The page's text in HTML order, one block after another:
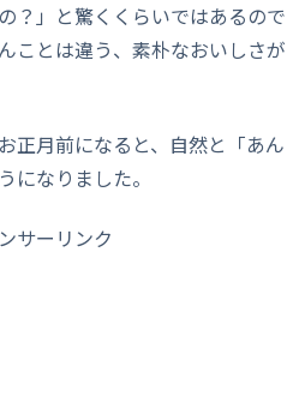
？」と驚くくらいではあるので
ことは違う、素朴なおいしさが
正月前になると、自然と「あん
になりました。
サーリンク